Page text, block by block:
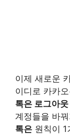
이제 새로운
이디로 카카
톡은 로그아
계정들을 바
톡은 원칙이